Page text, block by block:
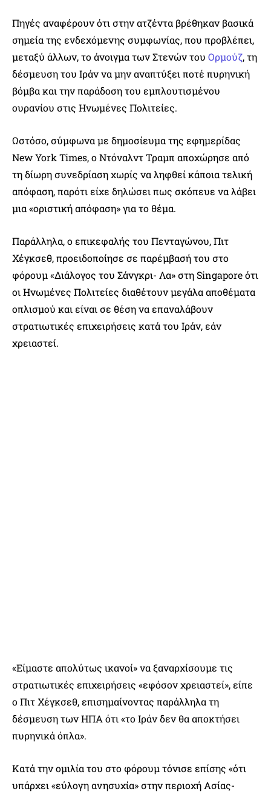
Πηγές αναφέρουν ότι στην ατζέντα βρέθηκαν βασικά
σημεία της ενδεχόμενης συμφωνίας, που προβλέπει,
μεταξύ άλλων, το άνοιγμα των Στενών του Ορμούζ, τη
δέσμευση του Ιράν να μην αναπτύξει ποτέ πυρηνική
βόμβα και την παράδοση του εμπλουτισμένου
ουρανίου στις Ηνωμένες Πολιτείες.
Ωστόσο, σύμφωνα με δημοσίευμα της εφημερίδας
New York Times, ο Ντόναλντ Τραμπ αποχώρησε από
τη δίωρη συνεδρίαση χωρίς να ληφθεί κάποια τελική
απόφαση, παρότι είχε δηλώσει πως σκόπευε να λάβει
μια «οριστική απόφαση» για το θέμα.
Παράλληλα, ο επικεφαλής του Πενταγώνου, Πιτ
Χέγκσεθ, προειδοποίησε σε παρέμβασή του στο
φόρουμ «Διάλογος του Σάνγκρι- Λα» στη Singapore ότι
οι Ηνωμένες Πολιτείες διαθέτουν μεγάλα αποθέματα
οπλισμού και είναι σε θέση να επαναλάβουν
στρατιωτικές επιχειρήσεις κατά του Ιράν, εάν
χρειαστεί.
«Είμαστε απολύτως ικανοί» να ξαναρχίσουμε τις
στρατιωτικές επιχειρήσεις «εφόσον χρειαστεί», είπε
ο Πιτ Χέγκσεθ, επισημαίνοντας παράλληλα τη
δέσμευση των ΗΠΑ ότι «το Ιράν δεν θα αποκτήσει
πυρηνικά όπλα».
Κατά την ομιλία του στο φόρουμ τόνισε επίσης «ότι
υπάρχει «εύλογη ανησυχία» στην περιοχή Ασίας-